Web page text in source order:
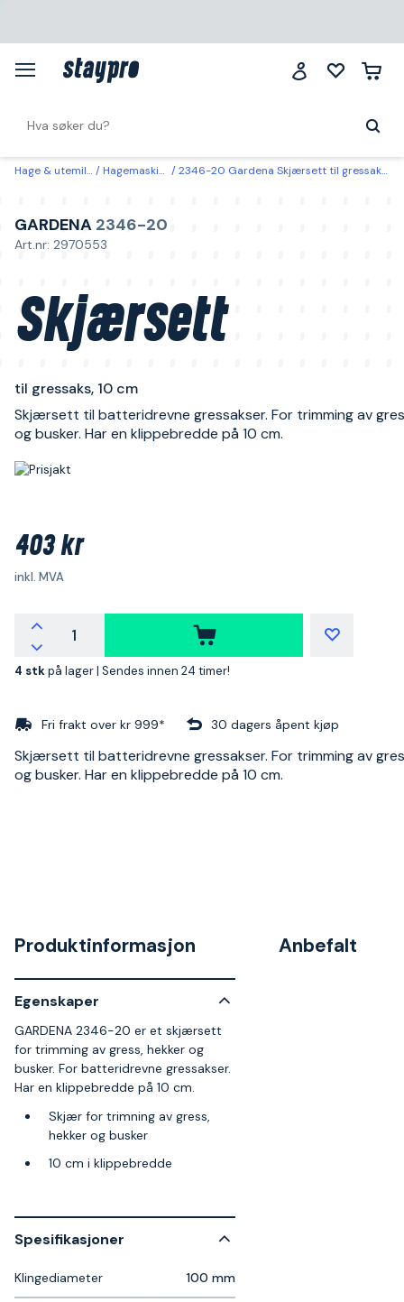
Hage & utemiljø Hagemaskiner 2346-20 Gardena Skjærsett til gressaks, 10 cm
GARDENA 2346-20
Art.nr: 2970553
Skjærsett
til gressaks, 10 cm
Skjærsett til batteridrevne gressakser. For trimming av
og busker. Har en klippebredde på 10 cm.
403 kr
inkl. MVA
4 stkpå lager | Sendes innen 24 timer!
Fri frakt over kr 999* 30 dagers åpent kjøp
Skjærsett til batteridrevne gressakser. For trimming av
og busker. Har en klippebredde på 10 cm.
Produktinformasjon
Egenskaper
GARDENA 2346-20 er et skjærsett
for trimming av gress, hekker og
busker. For batteridrevne gressakser.
Har en klippebredde på 10 cm.
Skjær for trimning av gress,
hekker og busker
10 cm i klippebredde
Spesifikasjoner
Klingediameter 100 mm
Anbefalt